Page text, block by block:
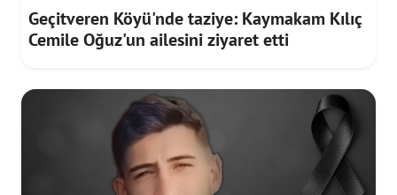
Geçitveren Köyü'nde taziye: Kaymakam Kılıç
Cemile Oğuz'un ailesini ziyaret etti